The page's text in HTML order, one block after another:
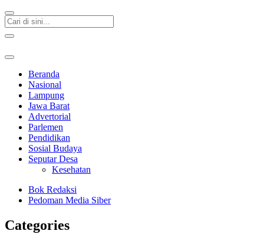
Beranda
Nasional
Lampung
Jawa Barat
Advertorial
Parlemen
Pendidikan
Sosial Budaya
Seputar Desa
Kesehatan
Bok Redaksi
Pedoman Media Siber
Categories